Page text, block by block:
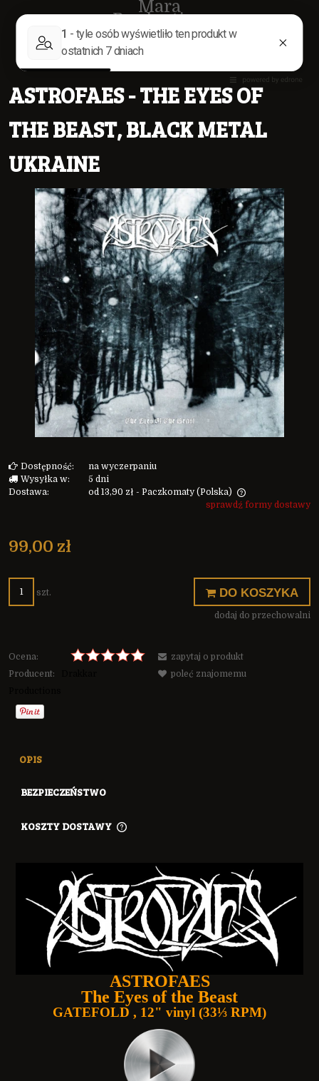
Mara
Production
ASTROFAES - THE EYES OF
THE BEAST, BLACK METAL
UKRAINE
Dostępność:
na wyczerpaniu
Wysyłka w:
5 dni
Dostawa:
od 13,90 zł - Paczkomaty (Polska)
Cena nie zawiera ewentualnych kosztów płatnościsprawdź formy dostawy
99,00 zł
szt. DO KOSZYKA
dodaj do przechowalni
Ocena:
Producent:
zapytaj o produkt
poleć znajomemu
OPIS
BEZPIECZEŃSTWO
KOSZTY DOSTAWY
CENA NIE ZAWIERA EWENTUALNYCH KOSZTÓW PŁATNOŚCI
ASTROFAES
The Eyes of the Beast
GATEFOLD , 12" vinyl (33⅓ RPM)